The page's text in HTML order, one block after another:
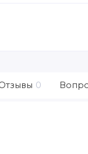
0